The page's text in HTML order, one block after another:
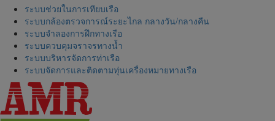
ระบบช่วยในการเทียบเรือ
ระบบกล้องตรวจการณ์ระยะไกล กลางวัน/กลางคืน
ระบบจำลองการฝึกทางเรือ
ระบบควบคุมจราจรทางน้ำ
ระบบบริหารจัดการท่าเรือ
ระบบจัดการและติดตามทุ่นเครื่องหมายทางเรือ